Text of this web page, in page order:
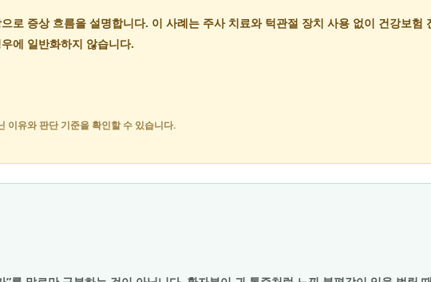
로 증상 흐름을 설명합니다. 이 사례는 주사 치료와 턱관절 장치 사용 없이 건강보험
에 일반화하지 않습니다.
이유와 판단 기준을 확인할 수 있습니다.